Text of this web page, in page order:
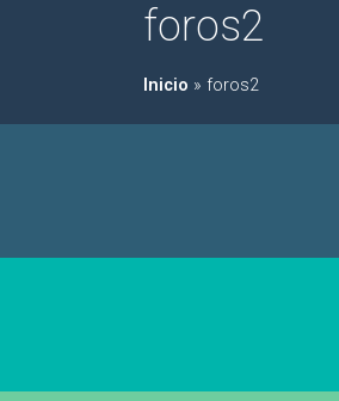
foros2
Inicio » foros2